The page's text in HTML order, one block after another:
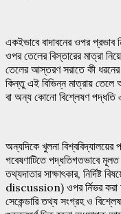
একইভাবে বাদাবনের ওপর প্রভাব
ওপর তেলের বিস্তারের মাত্রা
তেলের আস্তরণ সরাতে কী
কিন্তু এই বিভিন্ন মাত্রায় তেলে
বা অন্য কোনো বিশ্লেষণ
অন্যদিকে খুলনা বিশ্ববিদ্যালয়ের
গবেষণাটিতে পদ্ধতিগতভাবে মূলত
তথ্যদাতার সাক্ষাৎকার,
discussion) ওপর র্নিভর করা
সেকেন্ডারি তথ্য সংগ্রহ ও